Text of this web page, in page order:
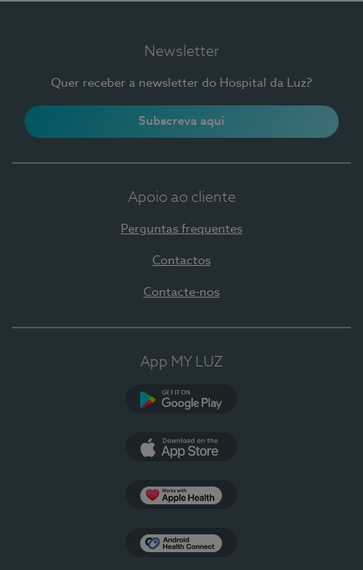
Newsletter
Quer receber a newsletter do Hospital da Luz?
Subscreva aqui
Apoio ao cliente
Perguntas frequentes
Contactos
Contacte-nos
App MY LUZ